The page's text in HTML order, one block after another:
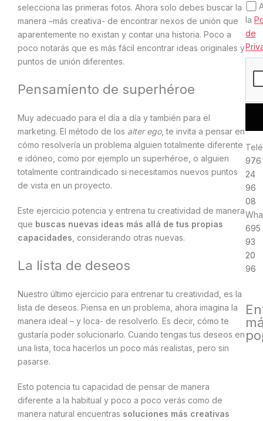
selecciona las primeras fotos. Ahora solo debes buscar la
manera –más creativa- de encontrar nexos de unión que
aparentemente no existan y contar una historia. Poco a
poco notarás que es más fácil encontrar ideas originales y
puntos de unión diferentes.
Pensamiento de superhéroe
Muy adecuado para el día a día y también para el
marketing. El método de los alter ego, te invita a pensar en
cómo resolvería un problema alguien totalmente diferente
e idóneo, como por ejemplo un superhéroe, o alguien
totalmente contraindicado si necesitamos nuevos puntos
de vista en un proyecto.
Este ejercicio potencia y entrena tu creatividad de manera
que buscas nuevas ideas más allá de tus propias
capacidades , considerando otras nuevas.
La lista de deseos
Nuestro último ejercicio para entrenar tu creatividad, es la
lista de deseos. Piensa en un problema, ahora imagina la
manera ideal – y loca- de resolverlo. Es decir, cómo te
gustaría poder solucionarlo. Cuando tengas tus deseos en
una lista, toca hacerlos un poco más realistas, pero sin
pasarse.
Esto potencia tu capacidad de pensar de manera
diferente a la habitual y poco a poco verás como de
manera natural encuentras soluciones más creativas
la
de
976
24
96
08
695
93
20
96